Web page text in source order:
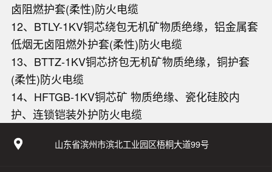
卤阻燃护套(柔性)防火电缆
12、BTLY-1KV铜芯绕包无机矿物质绝缘，铝金属套
低烟无卤阻燃外护套(柔性)防火电缆
13、BTTZ-1KV铜芯挤包无机矿物质绝缘，铜护套
(柔性)防火电缆
14、HFTGB-1KV铜芯矿 物质绝缘、瓷化硅胶内
护、连锁铠装外护防火电缆
山东省滨州市滨北工业园区梧桐大道99号